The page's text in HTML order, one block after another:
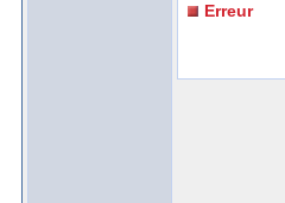
Erreur